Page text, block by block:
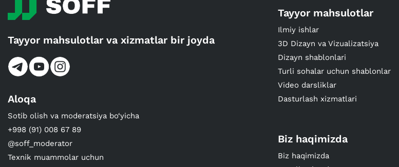
Tayyor mahsulotlar va xizmatlar bir joyda
Aloqa
Sotib olish va moderatsiya bo‘yicha
+998 (91) 008 67 89
@soff_moderator
Texnik muammolar uchun
Tayyor mahsulotlar
Ilmiy ishlar
3D Dizayn va Vizualizatsiya
Dizayn shablonlari
Turli sohalar uchun shablonlar
Video darsliklar
Dasturlash xizmatlari
Biz haqimizda
Biz haqimizda